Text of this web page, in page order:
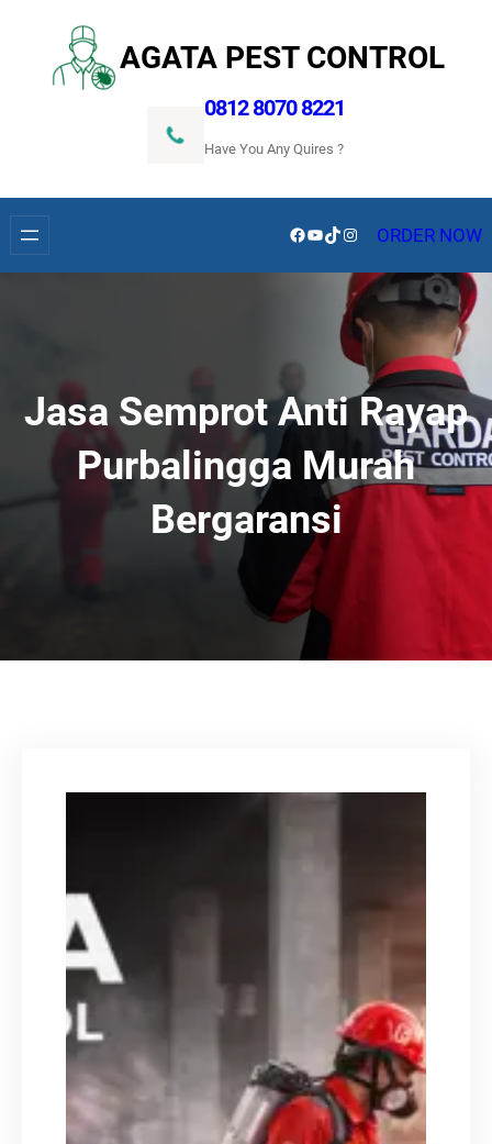
konten
AGATA PEST CONTROL
0812 8070 8221
Have You Any Quires ?
Facebook
YouTube
TikTokInstagram
ORDER NOW
Jasa Semprot Anti Rayap
Purbalingga Murah
Bergaransi